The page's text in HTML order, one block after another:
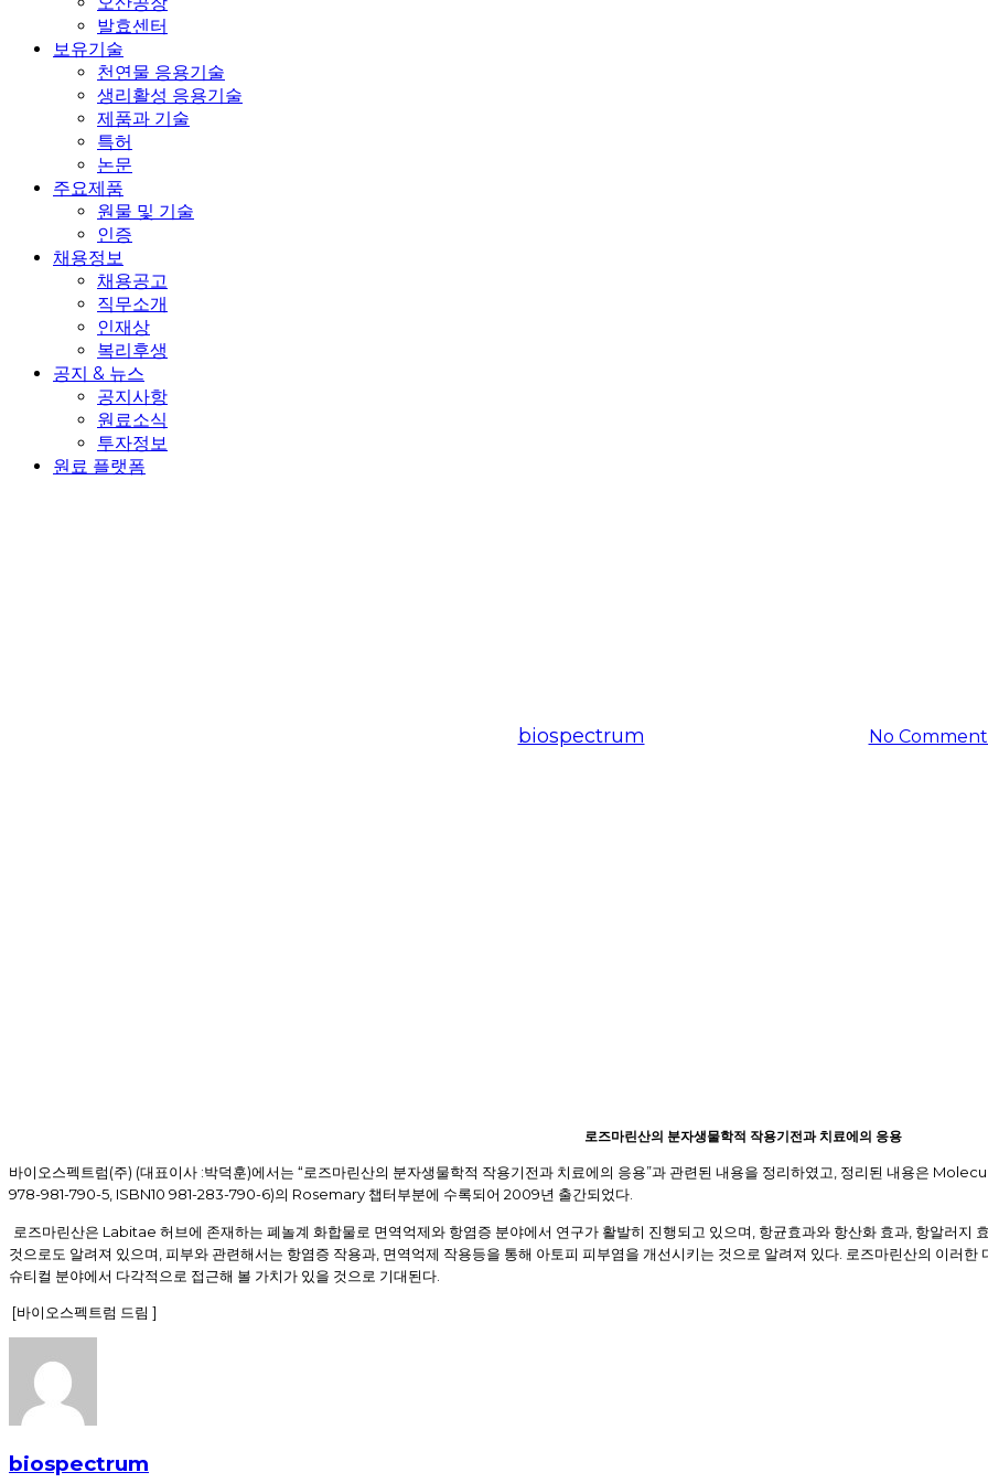
발효센터
보유기술
천연물 응용기술
생리활성 응용기술
제품과 기술
특허
논문
주요제품
원물 및 기술
인증
채용정보
채용공고
직무소개
인재상
복리후생
공지 & 뉴스
공지사항
원료소식
투자정보
원료 플랫폼
biospectrum No
로즈마린산의 분자생물학적 작용기전과 치료에의 응용
바이오스펙트럼 (주) (대표이사 :박덕훈)에서는 “로즈마린산의 분자생물학적 작용기전과 치료에의 응용”과 관련된 내용을 정리하였고, 정리된 내용은
978-981-790-5, ISBN10 981-283-790-6)의 Rosemary 챕터부분에 수록되어 2009년 출간되었다.
로즈마린산은 Labitae 허브에 존재하는 폐놀계 화합물로 면역억제와 항염증 분야에서 연구가 활발히 진행되고 있으며 항균효과와 항산화 효과 항알러지
것으로도 알려져 있으며 피부와 관련해서는 항염증 작용과 면역억제 작용등을 통해 아토피 피부염을 개선시키는 것으로 알려져 있다 로즈마린산의 이러한
슈티컬 분야에서 다각적으로 접근해 볼 가치가 있을 것으로 기대된다
[바이오스펙트럼 드림 ]
biospectrum